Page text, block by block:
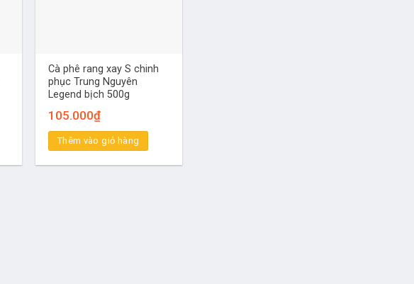
Cà phê rang xay S chinh
phục Trung Nguyên
Legend bịch 500g
105.000₫
Thêm vào giỏ hàng